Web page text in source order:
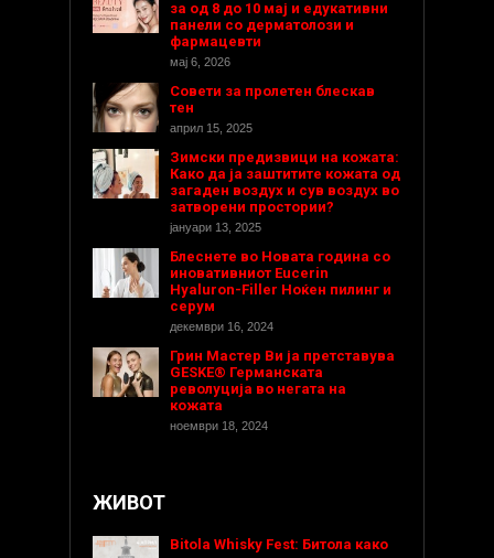
за од 8 до 10 мај и едукативни
панели со дерматолози и
фармацевти
мај 6, 2026
Совети за пролетен блескав
тен
април 15, 2025
Зимски предизвици на кожата:
Како да ја заштитите кожата од
загаден воздух и сув воздух во
затворени простории?
јануари 13, 2025
Блеснете во Новата година со
иновативниот Eucerin
Hyaluron-Filler Ноќен пилинг и
серум
декември 16, 2024
Грин Мастер Ви ја претставува
GESKE® Германската
револуција во негата на
кожата
ноември 18, 2024
ЖИВОТ
Bitola Whisky Fest: Битола како